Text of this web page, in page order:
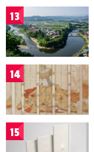
13
14
15